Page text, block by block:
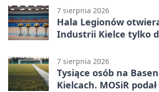
7 sierpnia 2026
Hala Legionów
Industrii Kielce tylko
7 sierpnia 2026
Tysiące osób na
Kielcach. MOSiR